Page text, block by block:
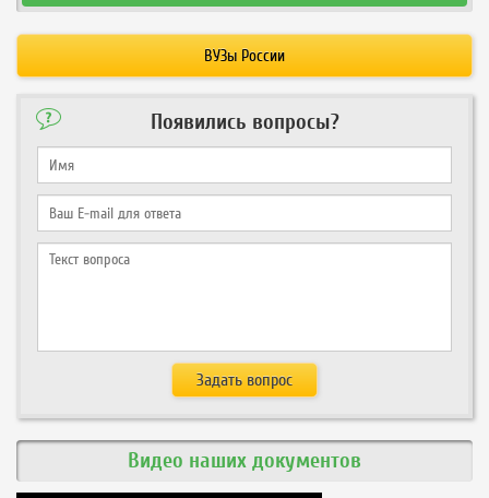
ВУЗы России
Появились вопросы?
Видео наших документов